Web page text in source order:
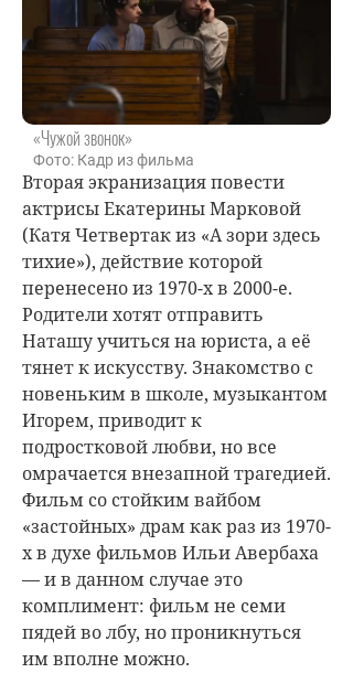
«Чужой звонок»
Фото: Кадр из фильма
Вторая экранизация повести
актрисы Екатерины Марковой
(Катя Четвертак из «А зори здесь
тихие»), действие которой
перенесено из 1970-х в 2000-е.
Родители хотят отправить
Наташу учиться на юриста, а её
тянет к искусству. Знакомство с
новеньким в школе, музыкантом
Игорем, приводит к
подростковой любви, но все
омрачается внезапной трагедией.
Фильм со стойким вайбом
«застойных» драм как раз из 1970-
х в духе фильмов Ильи Авербаха
— и в данном случае это
комплимент: фильм не семи
пядей во лбу, но проникнуться
им вполне можно.